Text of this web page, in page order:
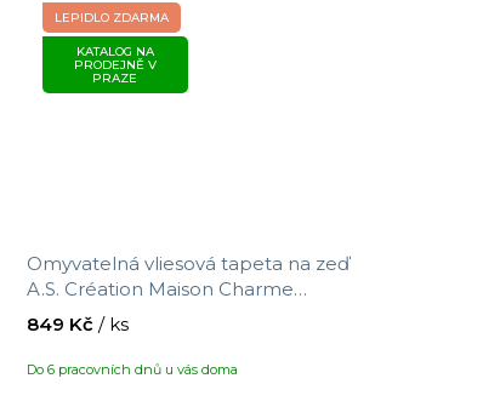
LEPIDLO ZDARMA
KATALOG NA
PRODEJNĚ V
PRAZE
Omyvatelná vliesová tapeta na zeď
A.S. Création Maison Charme
390753 s motivem ptáčků/květin,
velikost 10,05 x 0,53 m
Do 6 pracovních dnů u vás doma
849 Kč / ks